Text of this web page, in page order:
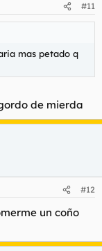
#11
mas petado q
de mierda
#12
un coño